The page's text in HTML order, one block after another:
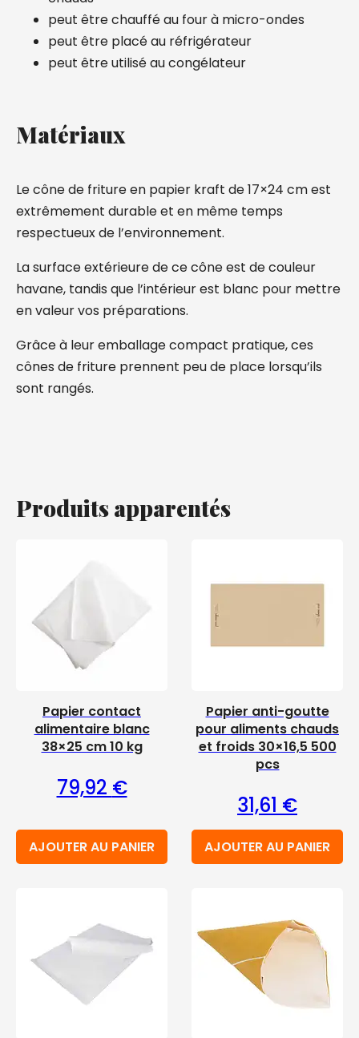
peut être chauffé au four à micro-ondes
peut être placé au réfrigérateur
peut être utilisé au congélateur
Matériaux
Le cône de friture en papier kraft de 17×24 cm est
extrêmement durable et en même temps
respectueux de l’environnement.
La surface extérieure de ce cône est de couleur
havane, tandis que l’intérieur est blanc pour mettre
en valeur vos préparations.
Grâce à leur emballage compact pratique, ces
cônes de friture prennent peu de place lorsqu’ils
sont rangés.
Produits apparentés
Papier contact
alimentaire blanc
38×25 cm 10 kg
79,92 €
AJOUTER AU PANIER
Papier anti-goutte
pour aliments chauds
et froids 30×16,5 500
pcs
31,61 €
AJOUTER AU PANIER